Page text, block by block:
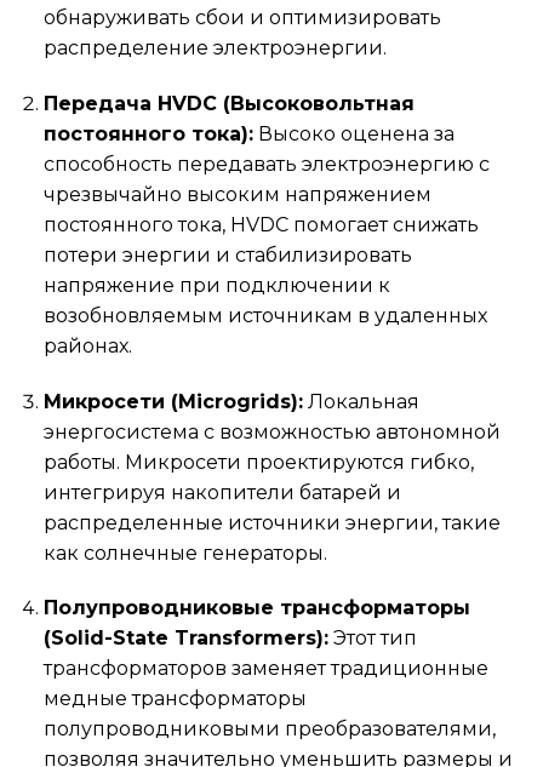
обнаруживать сбои и оптимизировать
распределение электроэнергии.
Передача HVDC (Высоковольтная
постоянного тока):Высоко оценена за
способность передавать электроэнергию с
чрезвычайно высоким напряжением
постоянного тока, HVDC помогает снижать
потери энергии и стабилизировать
напряжение при подключении к
возобновляемым источникам в удаленных
районах.
Микросети (Microgrids):Локальная
энергосистема с возможностью автономной
работы. Микросети проектируются гибко,
интегрируя накопители батарей и
распределенные источники энергии, такие
как солнечные генераторы.
Полупроводниковые трансформаторы
(Solid-State Transformers):Этот тип
трансформаторов заменяет традиционные
медные трансформаторы
полупроводниковыми преобразователями,
позволяя значительно уменьшить размеры и